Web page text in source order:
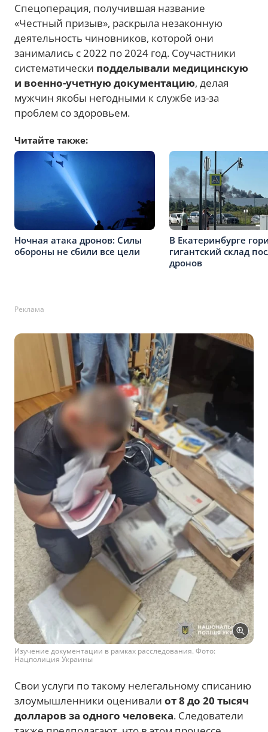
Спецоперация, получившая название
«Честный призыв», раскрыла незаконную
деятельность чиновников, которой они
занимались с 2022 по 2024 год. Соучастники
систематически подделывали медицинскую
и военно-учетную документацию, делая
мужчин якобы негодными к службе из-за
проблем со здоровьем.
Читайте также:
Ночная атака дронов: Силы
обороны не сбили все цели
В Екатеринбурге
гигантский склад
дронов
Реклама
Изучение документации в рамках расследования. Фото:
Нацполиция Украины
Свои услуги по такому нелегальному списанию
злоумышленники оценивали от 8 до 20 тысяч
долларов за одного человека. Следователи